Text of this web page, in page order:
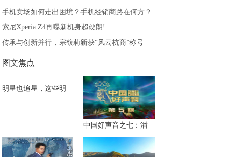
手机卖场如何走出困境？手机经销商路在何方？
索尼Xperia Z4再曝新机身超硬朗!
传承与创新并行，宗馥莉新获“风云杭商”称号
图文焦点
明星也追星，这些明
中国好声音之七：潘